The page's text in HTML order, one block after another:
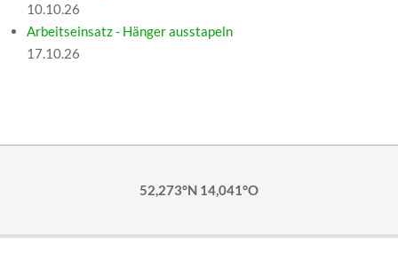
10.10.26
Arbeitseinsatz - Hänger ausstapeln
17.10.26
52,273°N 14,041°O